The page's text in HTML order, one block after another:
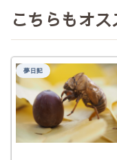
こちらもオス
夢日記